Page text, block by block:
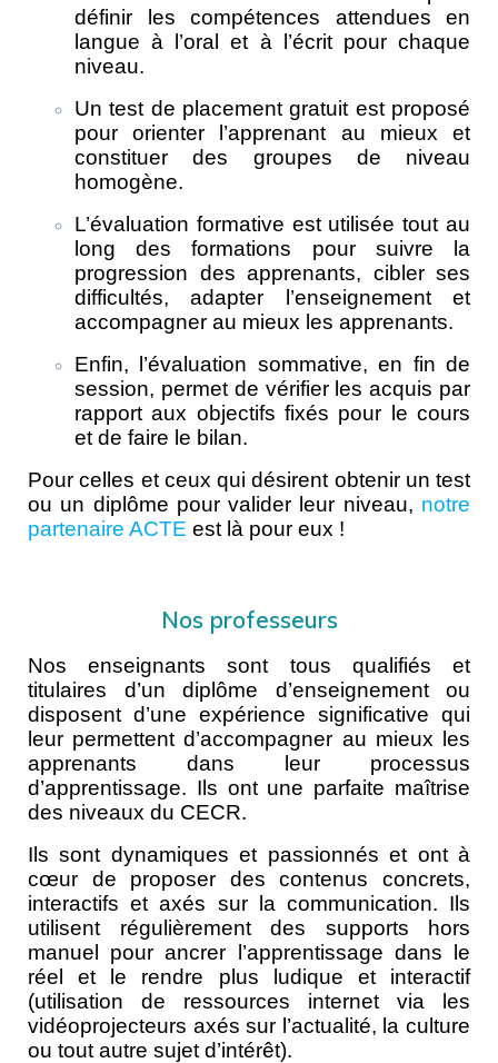
définir les compétences attendues en
langue à l’oral et à l’écrit pour chaque
niveau.
Un test de placement gratuit est proposé
pour orienter l’apprenant au mieux et
constituer des groupes de niveau
homogène.
L’évaluation formative est utilisée tout au
long des formations pour suivre la
progression des apprenants, cibler ses
difficultés, adapter l’enseignement et
accompagner au mieux les apprenants.
Enfin, l’évaluation sommative, en fin de
session, permet de vérifier les acquis par
rapport aux objectifs fixés pour le cours
et de faire le bilan.
Pour celles et ceux qui désirent obtenir un test
ou un diplôme pour valider leur niveau, notre
partenaire ACTE est là pour eux !
Nos professeurs
Nos enseignants sont tous qualifiés et
titulaires d’un diplôme d’enseignement ou
disposent d’une expérience significative qui
leur permettent d’accompagner au mieux les
apprenants dans leur processus
d’apprentissage. Ils ont une parfaite maîtrise
des niveaux du CECR.
Ils sont dynamiques et passionnés et ont à
cœur de proposer des contenus concrets,
interactifs et axés sur la communication. Ils
utilisent régulièrement des supports hors
manuel pour ancrer l’apprentissage dans le
réel et le rendre plus ludique et interactif
(utilisation de ressources internet via les
vidéoprojecteurs axés sur l’actualité, la culture
ou tout autre sujet d’intérêt).